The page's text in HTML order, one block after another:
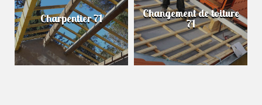
Charpentier 71 Changement de toiture
71